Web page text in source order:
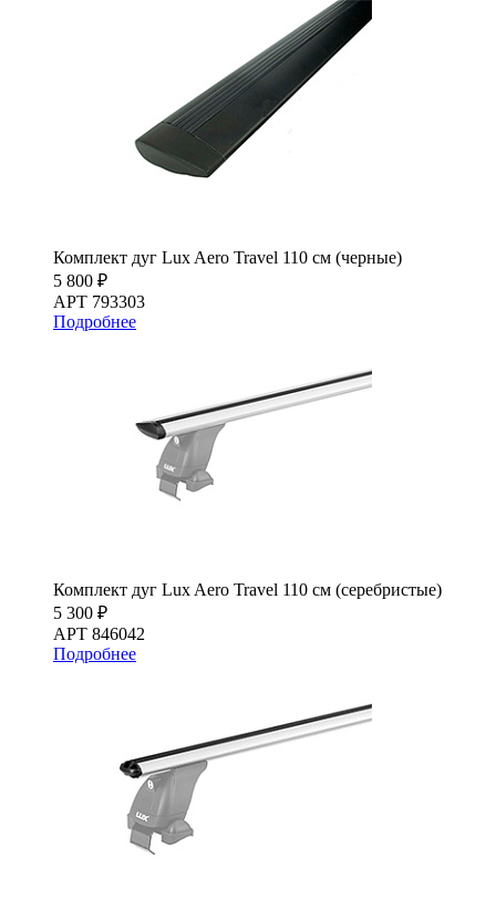
Комплект дуг Lux Aero Travel 110 см (черные)
5 800 ₽
АРТ 793303
Подробнее
Комплект дуг Lux Aero Travel 110 см (серебристые)
5 300 ₽
АРТ 846042
Подробнее